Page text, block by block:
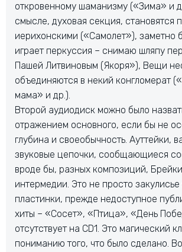
откровенному шаманизму («Зима» и
смысле, духовая секция, становятся
иерихонскими («Самолет»), заметно
играет перкуссия – снимаю шляпу
Пашей Литвиновым (Якоря»), Вещи
объединяются в некий конгломерат
мама» и др.).
Второй аудиодиск можно было
отражением основного, если бы не
глубина и своеобычность. Ауттейки,
звуковые цепочки, сообщающиеся
вроде бы, разных композиций,
интермедии. Это не просто
пластинки, прежде недоступное
хиты – «Сосет», «Птица», «День
отсутствует на CD1. Это магический
пониманию того, что было сделано.